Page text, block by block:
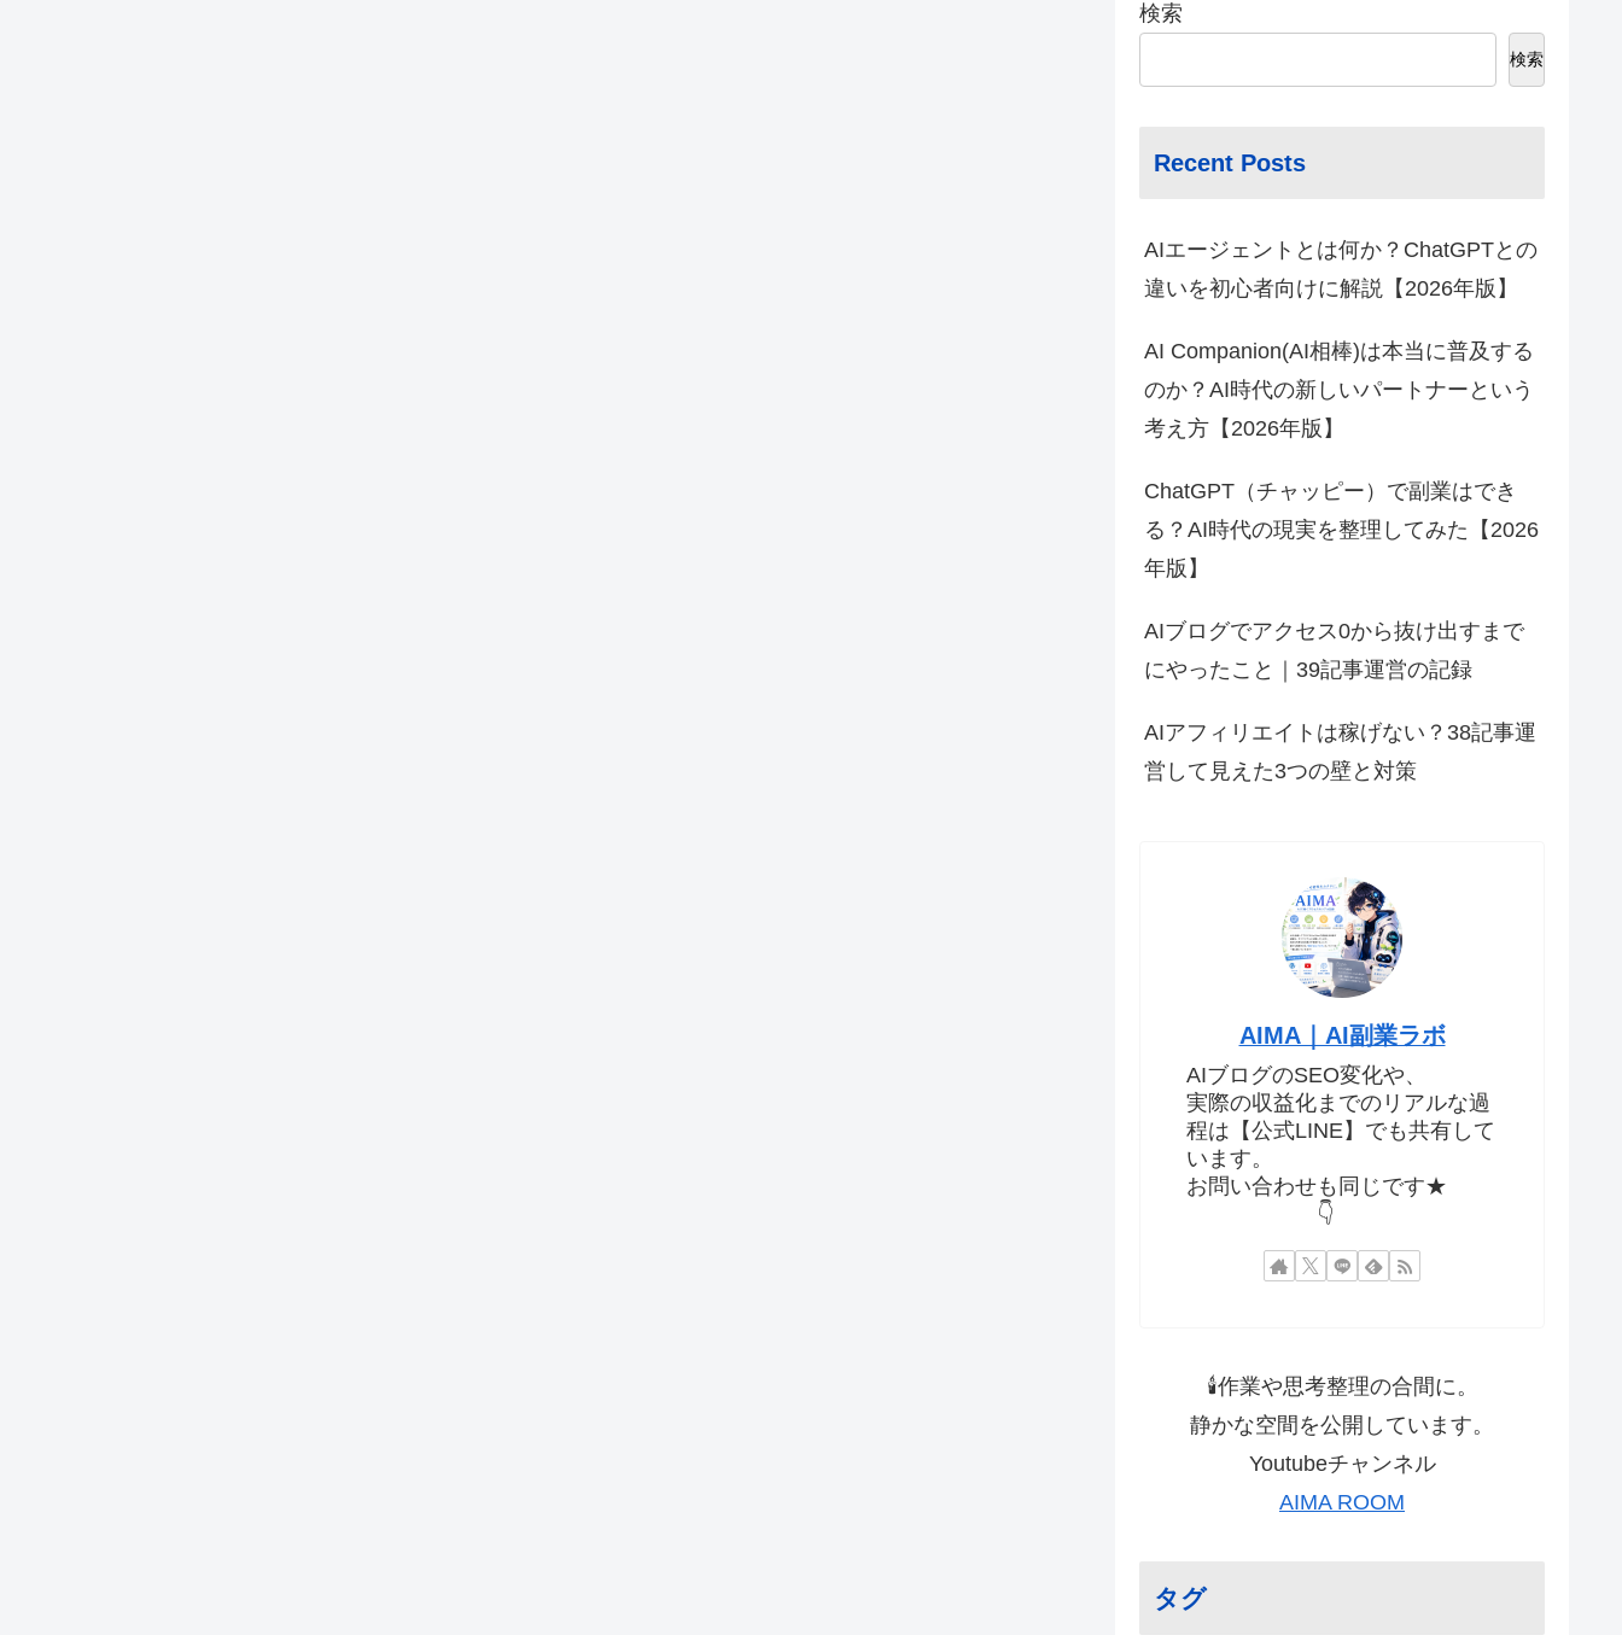
検索
検索
Recent Posts
AIエージェントとは何か？ChatGPTとの
違いを初心者向けに解説【2026年版】
AI Companion(AI相棒)は本当に普及する
のか？AI時代の新しいパートナーという
考え方【2026年版】
ChatGPT（チャッピー）で副業はでき
る？AI時代の現実を整理してみた【2026
年版】
AIブログでアクセス0から抜け出すまで
にやったこと｜39記事運営の記録
AIアフィリエイトは稼げない？38記事運
営して見えた3つの壁と対策
AIMA｜AI副業ラボ
AIブログのSEO変化や、
実際の収益化までのリアルな過
程は【公式LINE】でも共有して
います。
お問い合わせも同じです★
👇
🕯作業や思考整理の合間に。
静かな空間を公開しています。
Youtubeチャンネル
AIMA ROOM
タグ